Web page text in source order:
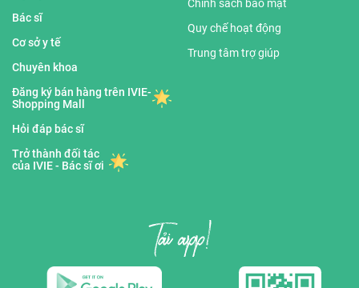
Bác sĩ
Cơ sở y tế
Chuyên khoa
Đăng ký bán hàng trên IVIE-
Shopping Mall
Hỏi đáp bác sĩ
Trở thành đối tác
của IVIE - Bác sĩ ơi
Chính sách bảo mật
Quy chế hoạt động
Trung tâm trợ giúp